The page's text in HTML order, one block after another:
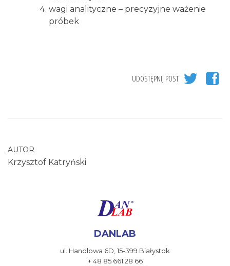
wagi analityczne – precyzyjne ważenie
próbek
UDOSTĘPNIJ POST
AUTOR
Krzysztof Katryński
DANLAB
ul. Handlowa 6D, 15-399 Białystok
+ 48 85 661 28 66